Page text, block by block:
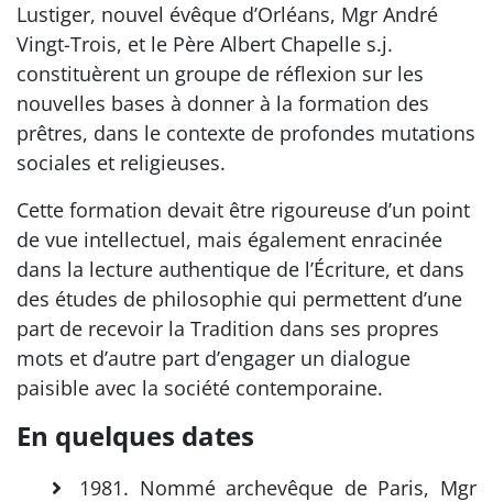
Lustiger, nouvel évêque d’Orléans, Mgr André
Vingt-Trois, et le Père Albert Chapelle s.j.
constituèrent un groupe de réflexion sur les
nouvelles bases à donner à la formation des
prêtres, dans le contexte de profondes mutations
sociales et religieuses.
Cette formation devait être rigoureuse d’un point
de vue intellectuel, mais également enracinée
dans la lecture authentique de l’Écriture, et dans
des études de philosophie qui permettent d’une
part de recevoir la Tradition dans ses propres
mots et d’autre part d’engager un dialogue
paisible avec la société contemporaine.
En quelques dates
1981. Nommé archevêque de Paris, Mgr